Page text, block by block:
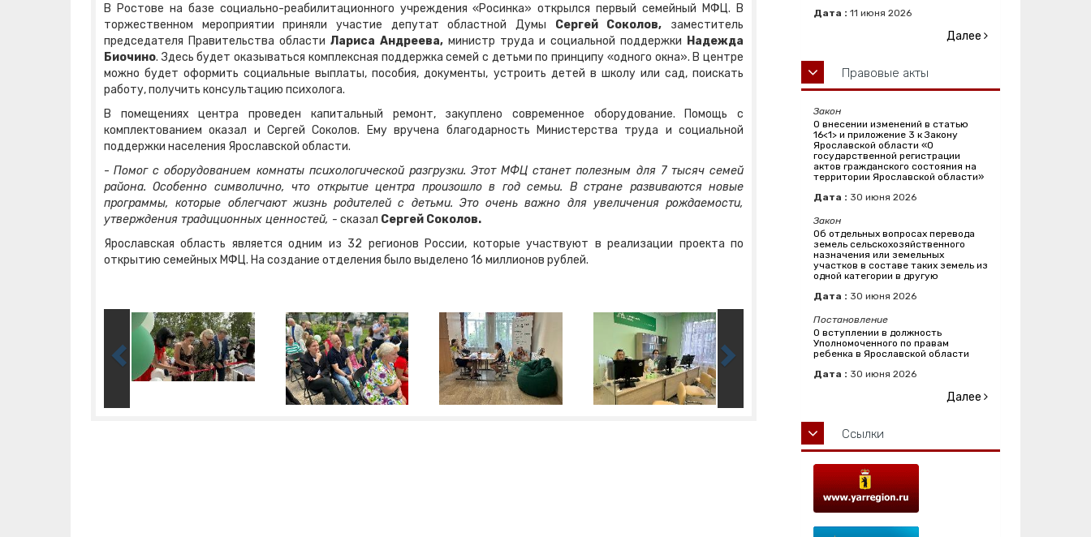
В Ростове на базе социально-реабилитационного учреждения «Росинка» открылся первый семейный МФЦ. В
торжественном мероприятии приняли участие депутат областной Думы Сергей Соколов, заместитель
председателя Правительства области Лариса Андреева, министр труда и социальной поддержки Надежда
Биочино. Здесь будет оказываться комплексная поддержка семей с детьми по принципу «одного окна». В центре
можно будет оформить социальные выплаты, пособия, документы, устроить детей в школу или сад, поискать
работу, получить консультацию психолога.
В помещениях центра проведен капитальный ремонт, закуплено современное оборудование. Помощь с
комплектованием оказал и Сергей Соколов. Ему вручена благодарность Министерства труда и социальной
поддержки населения Ярославской области.
-Помог с оборудованием комнаты психологической разгрузки. Этот МФЦ станет полезным для 7 тысяч семей
района. Особенно символично, что открытие центра произошло в год семьи. В стране развиваются новые
программы, которые облегчают жизнь родителей с детьми. Это очень важно для увеличения рождаемости,
утверждения традиционных ценностей, - сказал Сергей Соколов.
Ярославская область является одним из 32 регионов России, которые участвуют в реализации проекта по
открытию семейных МФЦ. На создание отделения было выделено 16 миллионов рублей.
Дата : 11 июня 2026
Далее
Правовые акты
Закон
О внесении изменений в статью
16<1> и приложение 3 к Закону
Ярославской области «О
государственной регистрации
актов гражданского состояния на
территории Ярославской области»
Дата : 30 июня 2026
Закон
Об отдельных вопросах перевода
земель сельскохозяйственного
назначения или земельных
участков в составе таких земель из
одной категории в другую
Дата : 30 июня 2026
Постановление
О вступлении в должность
Уполномоченного по правам
ребенка в Ярославской области
Дата : 30 июня 2026
Далее
Ссылки